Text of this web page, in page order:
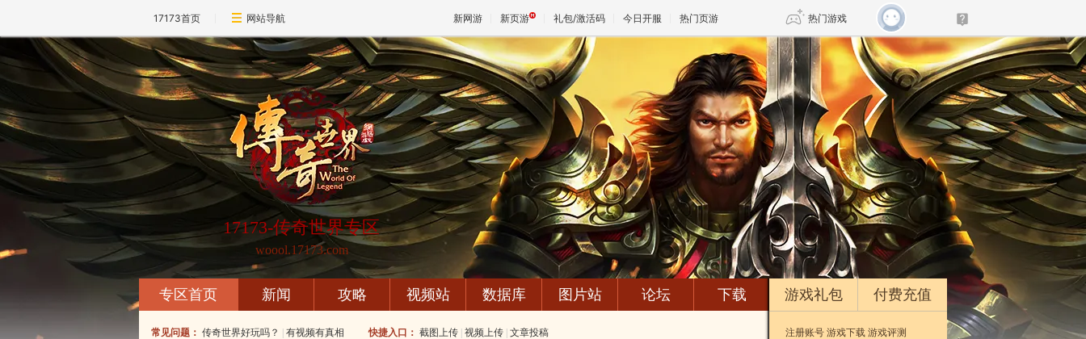
17173首页 网站导航 新网游 新页游 礼包/激活码 今日开服 热门页游 热门游戏
魔兽 DNF 传奇4
天堂 剑网3旗舰版 新天龙八部
王权与自由 诛仙世界 新仙侠5
17173-传奇世界专区
woool.17173.com
专区首页 新闻 攻略 视频站 数据库 图片站 论坛 下载
常见问题： 传奇世界好玩吗？ 有视频有真相 快捷入口： 截图上传 视频上传 文章投稿
游戏礼包 付费充值
注册账号 游戏下载 游戏评测